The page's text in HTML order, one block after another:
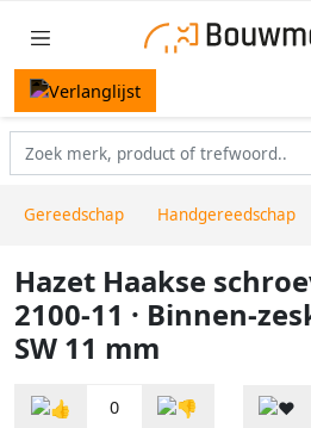
Gereedschap Handgereedschap
Hazet Haakse
2100-11 · Binnen-
SW 11 mm
0